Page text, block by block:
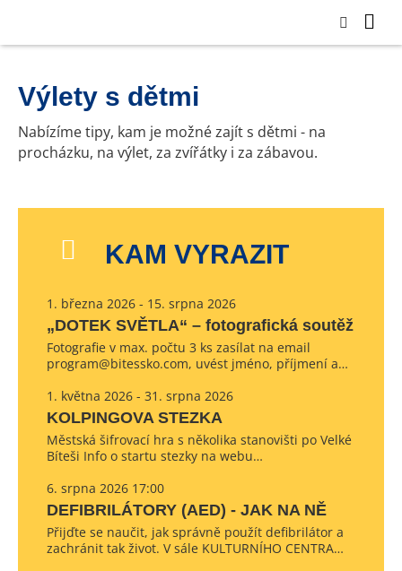
Výlety s dětmi
Nabízíme tipy, kam je možné zajít s dětmi - na
procházku, na výlet, za zvířátky i za zábavou.
KAM VYRAZIT
1. března 2026 - 15. srpna 2026
„DOTEK SVĚTLA“ – fotografická soutěž
Fotografie v max. počtu 3 ks zasílat na email
program@bitessko.com, uvést jméno, příjmení a…
1. května 2026 - 31. srpna 2026
KOLPINGOVA STEZKA
Městská šifrovací hra s několika stanovišti po Velké
Bíteši Info o startu stezky na webu…
6. srpna 2026 17:00
DEFIBRILÁTORY (AED) - JAK NA NĚ
Přijďte se naučit, jak správně použít defibrilátor a
zachránit tak život. V sále KULTURNÍHO CENTRA…